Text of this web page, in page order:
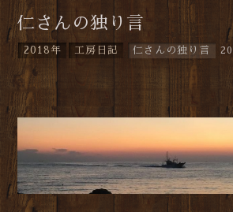
仁さんの独り言
2018年 工房日記 仁さんの独り言